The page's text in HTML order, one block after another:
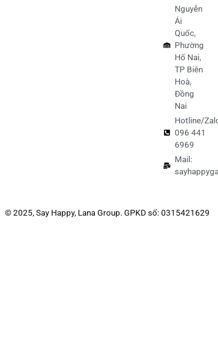
Nguyễn
Ái
Quốc,
Phường
Hố Nai,
TP Biên
Hoà,
Đồng
Nai
Hotline/
096 441
6969
Mail:
© 2025, Say Happy, Lana Group. GPKD số: 0315421629